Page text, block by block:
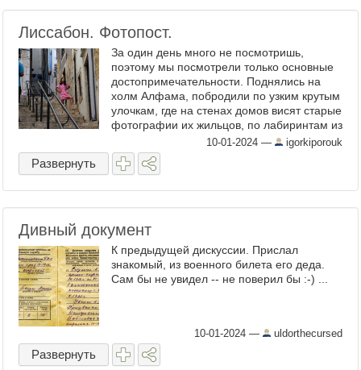
Лиссабон. Фотопост.
За один день много не посмотришь,
поэтому мы посмотрели только основные
достопримечательности. Поднялись на
холм Алфама, побродили по узким крутым
улочкам, где на стенах домов висят старые
фотографии их жильцов, по лабиринтам из
тесно стоящих зданий позванивая катят
трамваи, цветастые ...
10-01-2024 — igorkiporouk
Развернуть
Дивный документ
К предыдущей дискуссии. Прислал
знакомый, из военного билета его деда.
Сам бы не увидел -- не поверил бы :-) ...
10-01-2024 — uldorthecursed
Развернуть